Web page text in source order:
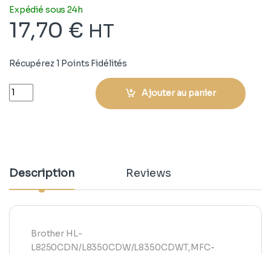
Expédié sous 24h
17,70 € HT
Récupérez 1 Points Fidélités
Quantity Ajouter au panier
Description Reviews
Brother HL-
L8250CDN/L8350CDW/L8350CDWT,MFC-